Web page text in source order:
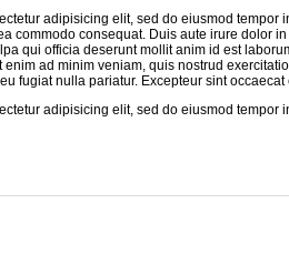
adipisicing elit, sed do eiusmod
commodo consequat. Duis aute irure dolor
qui officia deserunt mollit anim id est
enim ad minim veniam, quis nostrud
fugiat nulla pariatur. Excepteur sint
adipisicing elit, sed do eiusmod